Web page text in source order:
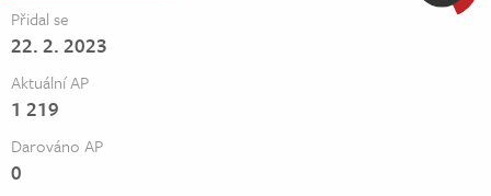
Přidal se
22. 2. 2023
Aktuální AP
1 219
Darováno AP
0